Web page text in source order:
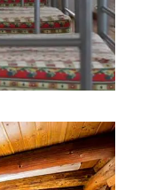
y casas rurales